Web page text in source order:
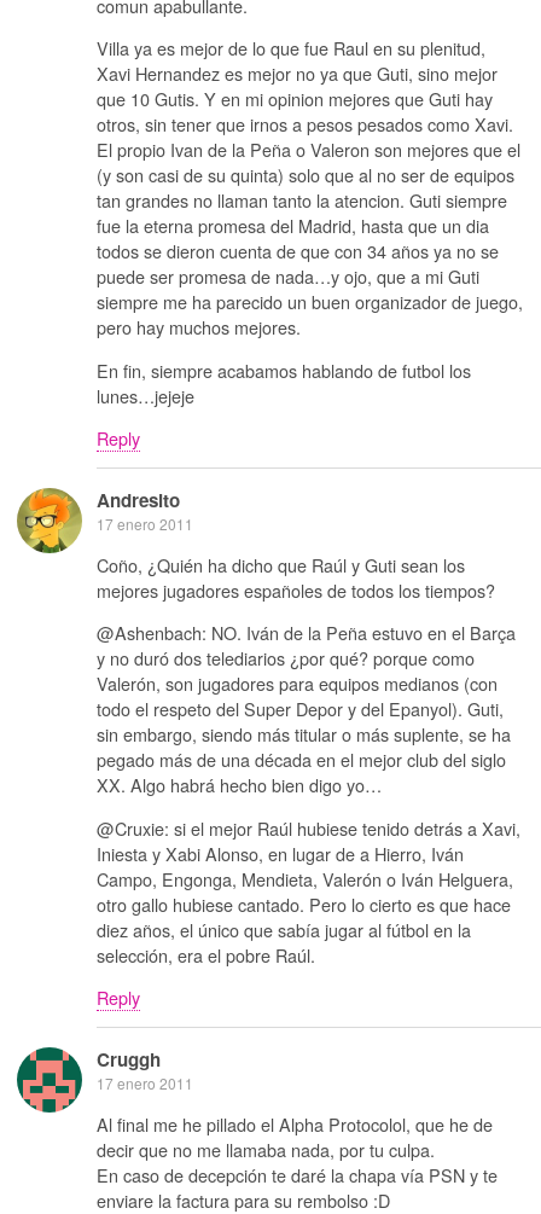
comun apabullante.
Villa ya es mejor de lo que fue Raul en su plenitud,
Xavi Hernandez es mejor no ya que Guti, sino mejor
que 10 Gutis. Y en mi opinion mejores que Guti hay
otros, sin tener que irnos a pesos pesados como Xavi.
El propio Ivan de la Peña o Valeron son mejores que el
(y son casi de su quinta) solo que al no ser de equipos
tan grandes no llaman tanto la atencion. Guti siempre
fue la eterna promesa del Madrid, hasta que un dia
todos se dieron cuenta de que con 34 años ya no se
puede ser promesa de nada…y ojo, que a mi Guti
siempre me ha parecido un buen organizador de juego,
pero hay muchos mejores.
En fin, siempre acabamos hablando de futbol los
lunes…jejeje
Reply
Andresito
17 enero 2011
Coño, ¿Quién ha dicho que Raúl y Guti sean los
mejores jugadores españoles de todos los tiempos?
@Ashenbach: NO. Iván de la Peña estuvo en el Barça
y no duró dos telediarios ¿por qué? porque como
Valerón, son jugadores para equipos medianos (con
todo el respeto del Super Depor y del Epanyol). Guti,
sin embargo, siendo más titular o más suplente, se ha
pegado más de una década en el mejor club del siglo
XX. Algo habrá hecho bien digo yo…
@Cruxie: si el mejor Raúl hubiese tenido detrás a Xavi,
Iniesta y Xabi Alonso, en lugar de a Hierro, Iván
Campo, Engonga, Mendieta, Valerón o Iván Helguera,
otro gallo hubiese cantado. Pero lo cierto es que hace
diez años, el único que sabía jugar al fútbol en la
selección, era el pobre Raúl.
Reply
Cruggh
17 enero 2011
Al final me he pillado el Alpha Protocolol, que he de
decir que no me llamaba nada, por tu culpa.
En caso de decepción te daré la chapa vía PSN y te
enviare la factura para su rembolso :D